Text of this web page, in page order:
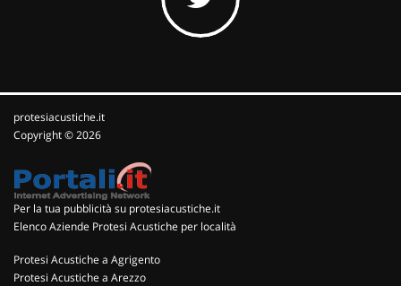
protesiacustiche.it
Copyright © 2026
Per la tua pubblicità su protesiacustiche.it
Elenco Aziende Protesi Acustiche per località
Protesi Acustiche a Agrigento
Protesi Acustiche a Arezzo